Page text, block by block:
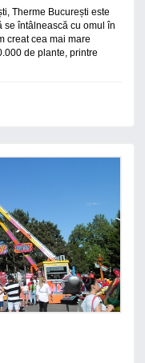
Therme București este
se întâlnească cu omul în
creat cea mai mare
de plante, printre